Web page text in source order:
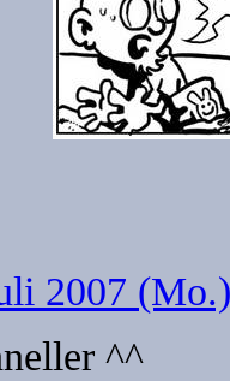
2007
^^